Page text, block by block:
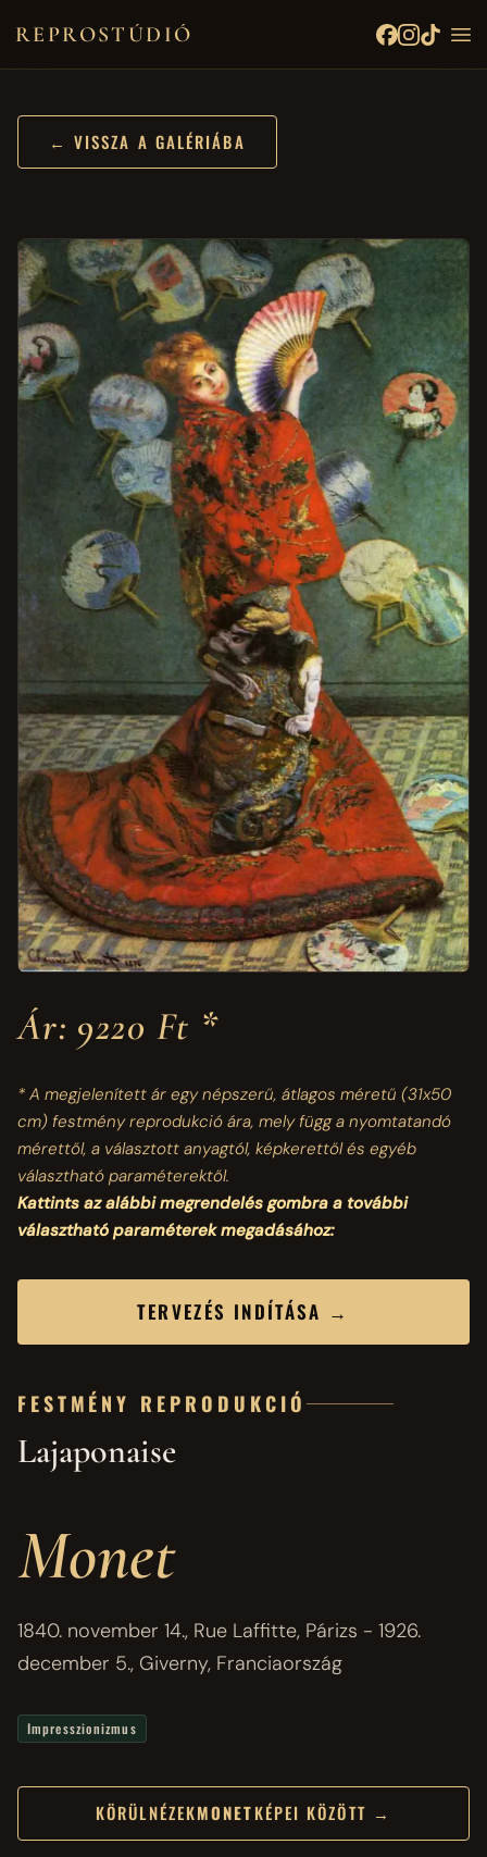
REPROSTÚDIÓ
← VISSZA A GALÉRIÁBA
Ár: 9220 Ft *
* A megjelenített ár egy népszerű, átlagos méretű (31x50
cm)festmény reprodukció ára, mely függ a nyomtatandó
mérettől, a választott anyagtól, képkerettől és egyéb
választható paraméterektől.
Kattints az alábbi megrendelés gombra a további
választható paraméterek megadásához:
TERVEZÉS INDÍTÁSA →
FESTMÉNY REPRODUKCIÓ
Lajaponaise
Monet
1840. november 14., Rue Laffitte, Párizs - 1926.
december 5., Giverny, Franciaország
Impresszionizmus
KÖRÜLNÉZEKMONETKÉPEI KÖZÖTT →